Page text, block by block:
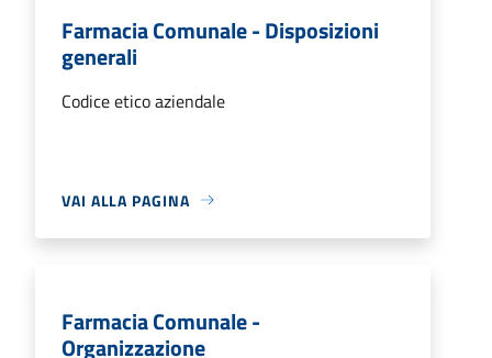
Farmacia Comunale - Disposizioni
generali
Codice etico aziendale
VAI ALLA PAGINA
Farmacia Comunale -
Organizzazione